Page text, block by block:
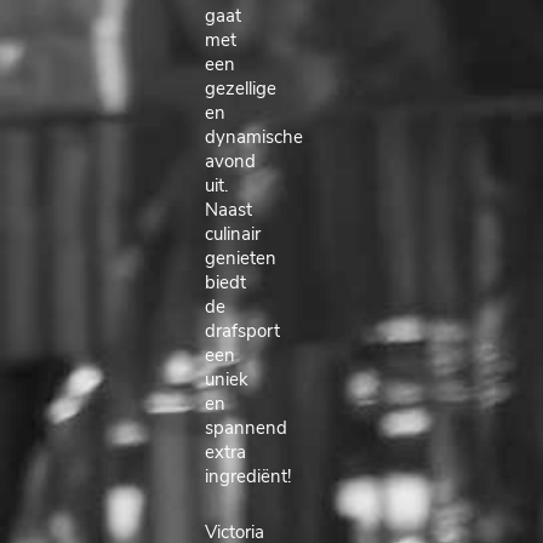
gaat
met
een
gezellige
en
dynamische
avond
uit.
Naast
culinair
genieten
biedt
de
drafsport
een
uniek
en
spannend
extra
ingrediënt!
Victoria